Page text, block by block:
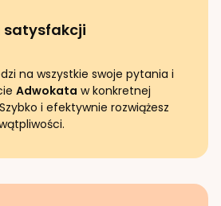
satysfakcji
na wszystkie swoje pytania i
Adwokata w konkretnej
i efektywnie rozwiążesz